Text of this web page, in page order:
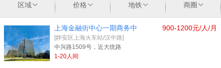
区域 价格 地铁 商圈
900-1200元/人/月
上海金融街中心一期商务中
[静安区上海火车站/汉中路]
中兴路1509号，近大统路
1-20人间